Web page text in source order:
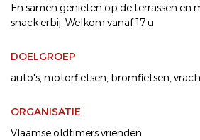
En samen genieten op de terrassen en
snack erbij. Welkom vanaf 17 u
DOELGROEP
auto's motorfietsen bromfietsen
ORGANISATIE
Vlaamse oldtimers vrienden